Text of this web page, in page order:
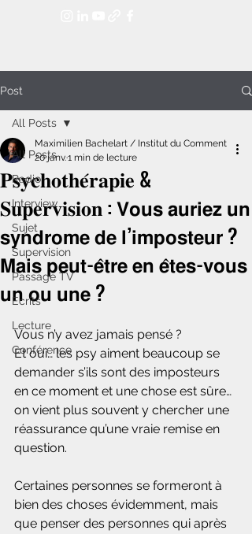
Post
All Posts
Radio
Interview
Sujet
Supervision
Passage TV
Ecrits
Lecture
Conférence
All Posts
𝐏𝐬𝐲𝐜𝐡𝐨𝐭𝐡𝐞́𝐫𝐚𝐩𝐢𝐞 &
𝐒𝐮𝐩𝐞𝐫𝐯𝐢𝐬𝐢𝐨𝐧 : 𝗩𝗼𝘂𝘀 𝗮𝘂𝗿𝗶𝗲𝘇 𝘂𝗻
𝘀𝘆𝗻𝗱𝗿𝗼𝗺𝗲 𝗱𝗲 𝗹’𝗶𝗺𝗽𝗼𝘀𝘁𝗲𝘂𝗿 ?
𝗠𝗮𝗶𝘀 𝗽𝗲𝘂𝘁-𝗲̂𝘁𝗿𝗲 𝗲𝗻 𝗲̂𝘁𝗲𝘀-𝘃𝗼𝘂𝘀
𝘂𝗻 𝗼𝘂 𝘂𝗻𝗲 ?
Maximilien Bachelart / Institut du Comment
20 janv.1 min de lecture
Vous n’y avez jamais pensé ?
Et oui… les psy aiment beaucoup se
demander s’ils sont des imposteurs
en ce moment et une chose est sûre…
on vient plus souvent y chercher une
réassurance qu’une vraie remise en
question.
Certaines personnes se formeront à
bien des choses évidemment, mais
que penser des personnes qui après